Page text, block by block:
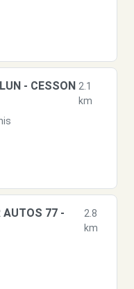
- CESSON 2.1
km
AUTOS 77 -
2.8
km